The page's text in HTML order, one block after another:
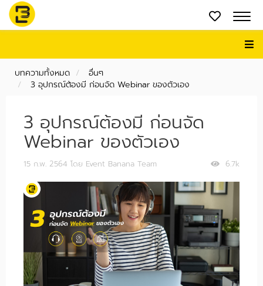
บทความทั้งหมด
อื่นๆ
3 อุปกรณ์ต้องมี ก่อนจัด Webinar ของตัวเอง
3 อุปกรณ์ต้องมี ก่อนจัด
Webinar ของตัวเอง
6.7k
15 ก.พ. 2564 โดย Event Banana Team